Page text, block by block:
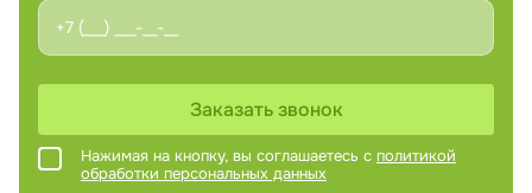
Заказать звонок
Нажимая на кнопку, вы соглашаетесь с политикой
обработки персональных данных